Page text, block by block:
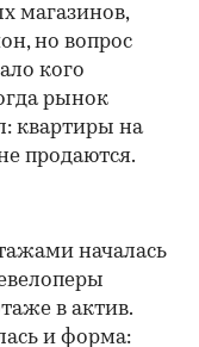
магазинов,
но вопрос
кого
рынок
квартиры на
продаются.
началась
в актив.
и форма: